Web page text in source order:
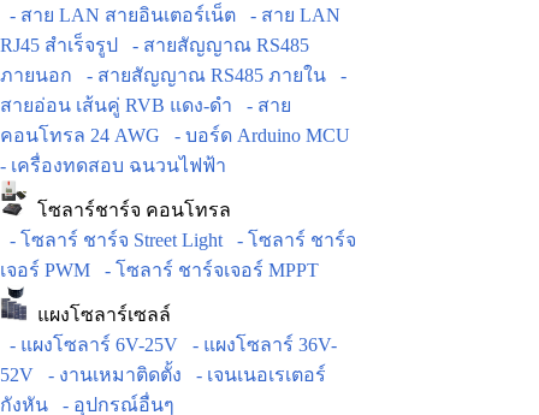
- สาย LAN สายอินเตอร์เน็ต
- สาย LAN
RJ45 สำเร็จรูป
- สายสัญญาณ RS485
ภายนอก
- สายสัญญาณ RS485 ภายใน
-
สายอ่อน เส้นคู่ RVB แดง-ดำ
- สาย
คอนโทรล 24 AWG
- บอร์ด Arduino MCU
- เครื่องทดสอบ ฉนวนไฟฟ้า
โซลาร์ชาร์จ คอนโทรล
- โซลาร์ ชาร์จ Street Light
- โซลาร์ ชาร์จ
เจอร์ PWM
- โซลาร์ ชาร์จเจอร์ MPPT
แผงโซลาร์เซลล์
- แผงโซลาร์ 6V-25V
- แผงโซลาร์ 36V-
52V
- งานเหมาติดตั้ง
- เจนเนอเรเตอร์
กังหัน
- อุปกรณ์อื่นๆ